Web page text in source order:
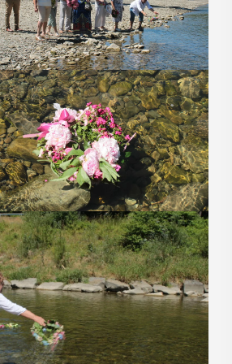
06 MAJ
17:00
Promocja XXVII
tomu rocznika
„Małopolska.
Regiony –
regionalizmy –
małe ojczyny”
W środę 6 maja o godz. 17 w Miejskiej
Bibliotece Publicznej w Myślenicach
odbędzie się promocja XXVII tomu
rocznika "Małopolska. Regiony -